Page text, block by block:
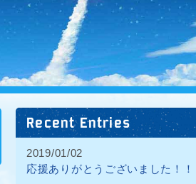
Recent Entries
2019/01/02
応援ありがとうございました！！